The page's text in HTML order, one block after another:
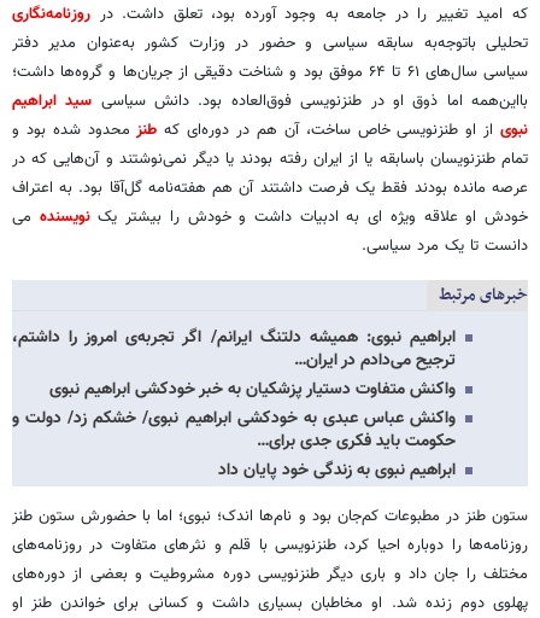
که امید تغییر را در جامعه به وجود آورده بود، تعلق داشت. در روزنامه‌نگاری
تحلیلی باتوجه‌به سابقه سیاسی و حضور در وزارت کشور به‌عنوان مدیر دفتر
سیاسی سال‌های ۶۱ تا ۶۴ موفق بود و شناخت دقیقی از جریان‌ها و گروه‌ها داشت؛
بااین‌همه اما ذوق او در طنزنویسی فوق‌العاده بود. دانش سیاسی سید ابراهیم
نبویاز او طنزنویسی خاص ساخت، آن هم در دوره‌ای که طنزمحدود شده بود و
تمام طنزنویسان باسابقه یا از ایران رفته بودند یا دیگر نمی‌نوشتند و آن‌هایی که در
عرصه مانده بودند فقط یک فرصت داشتند آن هم هفته‌نامه گل‌آقا بود. به اعتراف
خودش او علاقه ویژه ای به ادبیات داشت و خودش را بیشتر یکنویسنده می
دانست تا یک مرد سیاسی.
خبرهای مرتبط
ابراهیم نبوی: همیشه دلتنگ ایرانم/ اگر تجربه‌ی امروز را داشتم،
ترجیح می‌دادم در ایران…
واکنش متفاوت دستیار پزشکیان به خبر خودکشی ابراهیم نبوی
واکنش عباس عبدی به خودکشی ابراهیم نبوی/ خشکم زد/ دولت و
حکومت باید فکری جدی برای…
ابراهیم نبوی به زندگی خود پایان داد
ستون طنز در مطبوعات کم‌جان بود و نام‌ها اندک؛ نبوی؛ اما با حضورش ستون طنز
روزنامه‌ها را دوباره احیا کرد، طنزنویسی با قلم و نثرهای متفاوت در روزنامه‌های
مختلف را جان داد و باری دیگر طنزنویسی دوره مشروطیت و بعضی از دوره‌های
پهلوی دوم زنده شد. او مخاطبان بسیاری داشت و کسانی برای خواندن طنز او